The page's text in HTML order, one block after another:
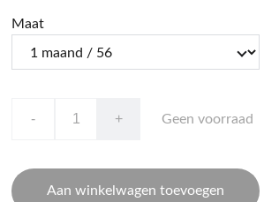
Maat
- + Geen voorraad
Aan winkelwagen toevoegen